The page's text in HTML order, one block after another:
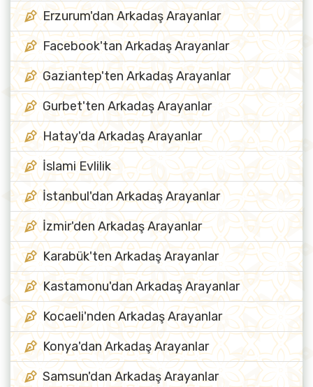
Erzurum'dan Arkadaş Arayanlar
Facebook'tan Arkadaş Arayanlar
Gaziantep'ten Arkadaş Arayanlar
Gurbet'ten Arkadaş Arayanlar
Hatay'da Arkadaş Arayanlar
İslami Evlilik
İstanbul'dan Arkadaş Arayanlar
İzmir'den Arkadaş Arayanlar
Karabük'ten Arkadaş Arayanlar
Kastamonu'dan Arkadaş Arayanlar
Kocaeli'nden Arkadaş Arayanlar
Konya'dan Arkadaş Arayanlar
Samsun'dan Arkadaş Arayanlar